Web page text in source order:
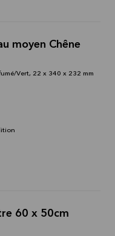
moyen Chêne
Vert, 22 x 340 x 232 mm
60 x 50cm